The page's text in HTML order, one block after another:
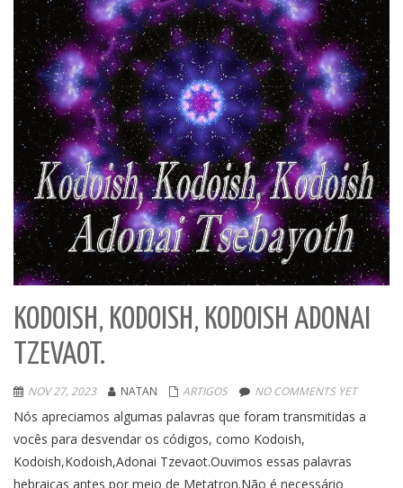
KODOISH, KODOISH, KODOISH ADONAI
TZEVAOT.
NOV 27, 2023 NATAN ARTIGOS NO COMMENTS YET
Nós apreciamos algumas palavras que foram transmitidas a
vocês para desvendar os códigos, como Kodoish,
Kodoish,Kodoish,Adonai Tzevaot.Ouvimos essas palavras
hebraicas antes por meio de Metatron.Não é necessário